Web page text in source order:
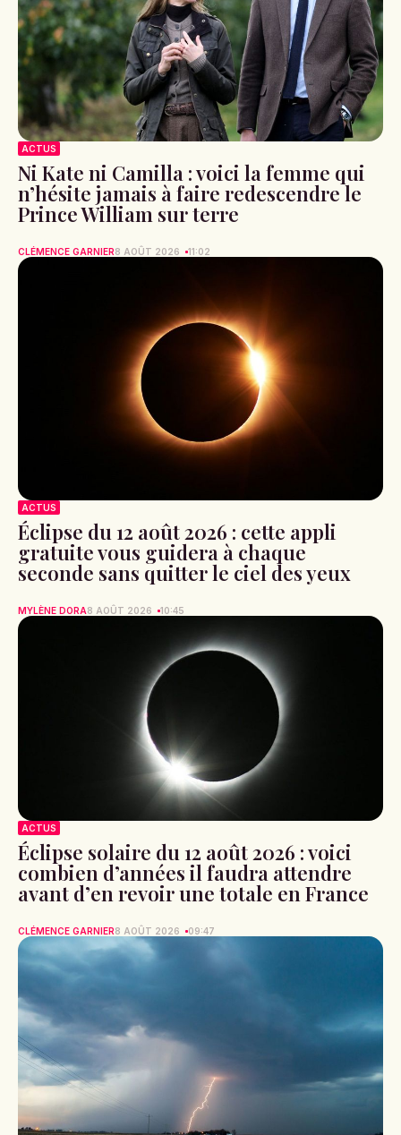
ACTUS
Ni Kate ni Camilla : voici la femme qui
n’hésite jamais à faire redescendre le
Prince William sur terre
CLÉMENCE GARNIER8 AOÛT 2026 11:02
ACTUS
Éclipse du 12 août 2026 : cette appli
gratuite vous guidera à chaque
seconde sans quitter le ciel des yeux
MYLÈNE DORA8 AOÛT 2026 10:45
ACTUS
Éclipse solaire du 12 août 2026 : voici
combien d’années il faudra attendre
avant d’en revoir une totale en France
CLÉMENCE GARNIER8 AOÛT 2026 09:47